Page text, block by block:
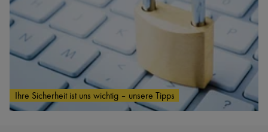
Ihre Sicherheit ist uns wichtig – unsere Tipps